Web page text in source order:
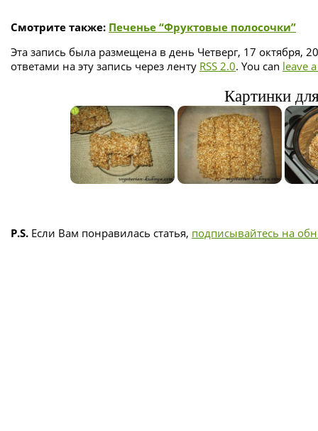
Смотрите также: Печенье “Фруктовые полосочки”
Эта запись была размещена в день Четверг, 17 октября,
ответами на эту запись через ленту RSS 2.0. You can leave
Картинки
P.S. Если Вам понравилась статья, подписывайтесь на